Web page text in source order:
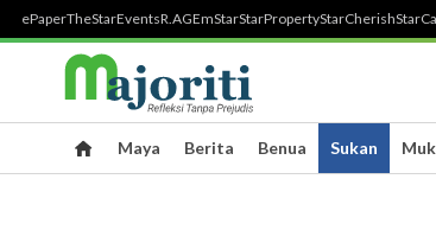
ePaperTheStarEventsR.AGEmStarStarPropertyStarCherish
Maya Berita Benua Sukan